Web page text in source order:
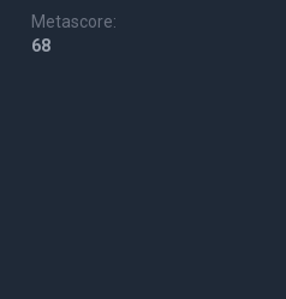
Metascore:
68